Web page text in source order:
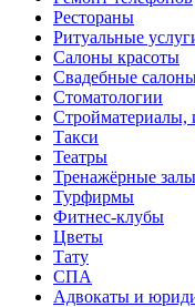
Рестораны
Ритуальные
Салоны красоты
Свадебные
Стоматологии
Стройматериалы,
Такси
Театры
Тренажёрные залы
Турфирмы
Фитнес-клубы
Цветы
Тату
СПА
Адвокаты и